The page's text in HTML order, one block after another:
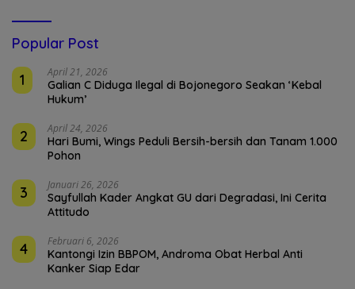
Popular Post
1
April 21, 2026
Galian C Diduga Ilegal di Bojonegoro Seakan ‘Kebal
Hukum’
2 April 24, 2026
Hari Bumi, Wings Peduli Bersih-bersih dan Tanam 1.000
Pohon
3 Januari 26, 2026
Sayfullah Kader Angkat GU dari Degradasi, Ini Cerita
Attitudo
4 Februari 6, 2026
Kantongi Izin BBPOM, Androma Obat Herbal Anti
Kanker Siap Edar